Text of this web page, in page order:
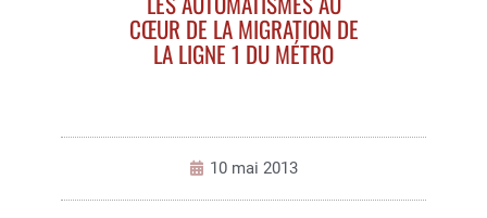
CŒUR DE LA MIGRATION DE
LA LIGNE 1 DU MÉTRO
10 mai 2013